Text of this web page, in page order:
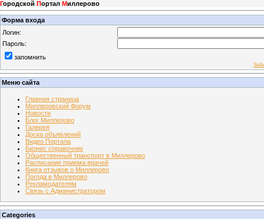
Городской Портал Миллерово
Форма входа
Логин:
Пароль:
запомнить
Меню сайта
Главная страница
Миллеровский Форум
Новости
Блог Миллерово
Галерея
Доска объявлений
Видео Портала
Бизнес справочник
Общественный транспорт в Миллерово
Расписание приема врачей
Книга отзывов о Миллерово
Погода в Миллерово
Рекламодателям
Связь с Администратором
Categories